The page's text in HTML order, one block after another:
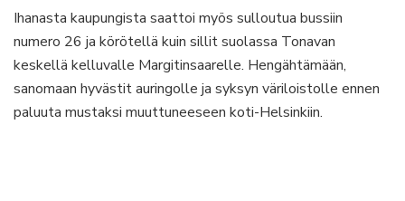
Ihanasta kaupungista saattoi myös sulloutua bussiin
numero 26 ja körötellä kuin sillit suolassa Tonavan
keskellä kelluvalle Margitinsaarelle. Hengähtämään,
sanomaan hyvästit auringolle ja syksyn väriloistolle ennen
paluuta mustaksi muuttuneeseen koti-Helsinkiin.